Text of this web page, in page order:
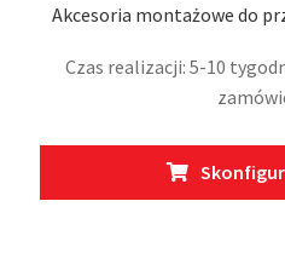
Akcesoria montażowe do
Czas realizacji: 5-10